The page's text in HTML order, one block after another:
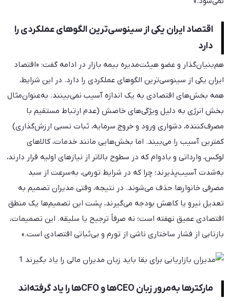
اقتصاد ایران یکی از سینوسی‌ترین الگوهای عملکردی را
دارد
هم‌بنیان‌گذار و عضو هیئت‌مدیره بیمه بازار در ادامه گفت: «اقتصاد
ایران یکی از سینوسی‌ترین الگوهای عملکردی را دارد. در این شرایط،
همه بخش‌های اقتصادی به یک اندازه آسیب نمی‌بینند. به‌عنوان‌مثال
بخش انرژی به دلیل ویژگی‌های خاصش (عدم ارتباط مستقیم با
مصرف‌کننده، دشواری ورود و خروج سرمایه، ثبات نسبی ارزش‌گذاری)
کمترین آسیب را می‌بیند. اما بخش‌هایی مانند خدمات، کالاهای
لوکس، وارداتی و بادوام که در سطوح بالاتر از نیازهای اولیه قرار دارند،
به‌شدت آسیب‌پذیرند؛ چرا که در شرایط تورمی، به‌سرعت از سبد
مصرفی خانوارها حذف می‌شوند. در نتیجه، وقتی مدیران تصمیم به
تعدیل نیرو یا کاهش بودجه می‌گیرند، پشت این تصمیم‌ها یک منطق
اقتصادی عمیق نهفته است؛ نه صرفاً ترجیح یا سلیقه. این تصمیمات،
بازتابی از فشار ساختاری ناشی از تورم و بی‌ثباتی اقتصادی است.»
مارکترها به‌مرور زبان CEOها و CFOها را یاد گرفته‌اند